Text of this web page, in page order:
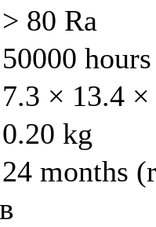
> 80 Ra
50000 hours
7.3 × 13.4
0.20 kg
24 months